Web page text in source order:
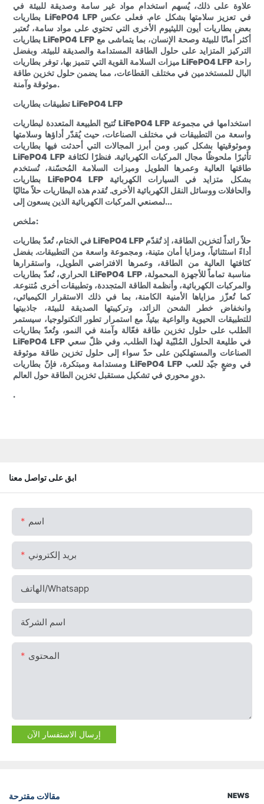
علاوة على ذلك، يُسهم استخدام مواد غير سامة وصديقة للبيئة في
بطاريات LiFePO4 LFP في تعزيز سلامتها بشكل عام. فعلى عكس
بعض بطاريات أيون الليثيوم الأخرى التي تحتوي على مواد سامة، تُعتبر
بطاريات LiFePO4 LFP أكثر أمانًا للبيئة وصحة الإنسان، بما يتماشى مع
التركيز المتزايد على حلول الطاقة المستدامة والصديقة للبيئة. وبفضل
ميزات السلامة القوية التي تتميز بها، توفر بطاريات LiFePO4 LFP راحة
البال للمستخدمين في مختلف القطاعات، مما يضمن حلول تخزين طاقة
موثوقة وآمنة.
تطبيقات بطاريات LiFePO4 LFP
تُتيح الطبيعة المتعددة لبطاريات LiFePO4 LFP استخدامها في مجموعة
واسعة من التطبيقات في مختلف الصناعات، حيث يُقدّر أداؤها وسلامتها
وموثوقيتها بشكل كبير. ومن أبرز المجالات التي أحدثت فيها بطاريات
LiFePO4 LFP تأثيرًا ملحوظًا مجال المركبات الكهربائية. فنظرًا لكثافة
طاقتها العالية وعمرها الطويل وميزات السلامة المُحسّنة، تُستخدم
بطاريات LiFePO4 LFP بشكل متزايد في السيارات الكهربائية
والحافلات ووسائل النقل الكهربائية الأخرى. تُقدم هذه البطاريات حلاً مثاليًا
لمصنعي المركبات الكهربائية الذين يسعون إلى...
ملخص:
في الختام، تُعدّ بطاريات LiFePO4 LFP حلاً رائداً لتخزين الطاقة، إذ تُقدّم
أداءً استثنائياً، ومزايا أمان متينة، ومجموعة واسعة من التطبيقات. بفضل
كثافتها العالية من الطاقة، وعمرها الافتراضي الطويل، واستقرارها
الحراري، تُعدّ بطاريات LiFePO4 LFP مناسبة تماماً للأجهزة المحمولة،
والمركبات الكهربائية، وأنظمة الطاقة المتجددة، وتطبيقات أخرى مُتنوعة.
كما تُعزّز مزاياها الأمنية الكامنة، بما في ذلك الاستقرار الكيميائي،
وانخفاض خطر الشحن الزائد، وتركيبتها الصديقة للبيئة، جاذبيتها
للتطبيقات الحيوية والواعية بيئياً. مع استمرار تطور التكنولوجيا، سيستمر
الطلب على حلول تخزين طاقة فعّالة وآمنة في النمو، وتُعدّ بطاريات
LiFePO4 LFP في طليعة الحلول المُلبّية لهذا الطلب. وفي ظلّ سعي
الصناعات والمستهلكين على حدّ سواء إلى حلول تخزين طاقة موثوقة
ومستدامة ومبتكرة، فإنّ بطاريات LiFePO4 LFP في وضعٍ جيّد للعب
دورٍ محوري في تشكيل مستقبل تخزين الطاقة حول العالم.
.
ابق على تواصل معنا
اسم
بريد إلكتروني
الهاتف/whatsapp
اسم الشركة
المحتوى
إرسال الاستفسار الآن
مقالات مقترحة NEWS